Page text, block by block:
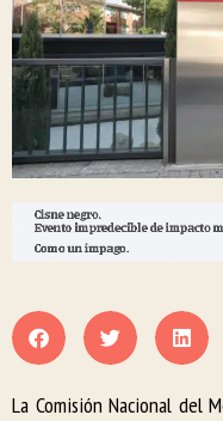
La Comisión Nacional del